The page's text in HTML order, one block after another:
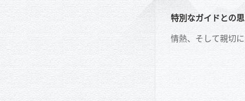
特別なガイドとの
情熱、そして親切